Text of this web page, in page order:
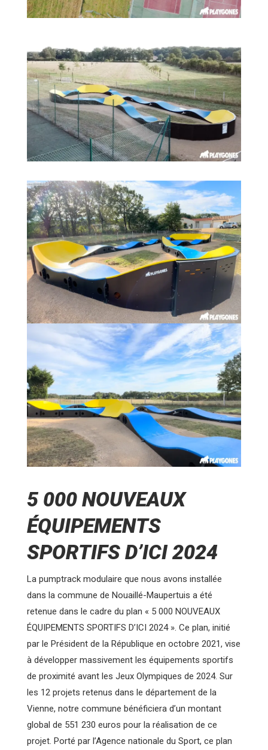
5 000 NOUVEAUX
ÉQUIPEMENTS
SPORTIFS D’ICI 2024
La pumptrack modulaire que nous avons installée
dans la commune de Nouaillé-Maupertuis a été
retenue dans le cadre du plan « 5 000 NOUVEAUX
ÉQUIPEMENTS SPORTIFS D’ICI 2024 ». Ce plan, initié
par le Président de la République en octobre 2021, vise
à développer massivement les équipements sportifs
de proximité avant les Jeux Olympiques de 2024. Sur
les 12 projets retenus dans le département de la
Vienne, notre commune bénéficiera d’un montant
global de 551 230 euros pour la réalisation de ce
projet. Porté par l’Agence nationale du Sport, ce plan